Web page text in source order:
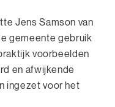
Jens Samson van
gemeente gebruik
voorbeelden
en afwijkende
ingezet voor het